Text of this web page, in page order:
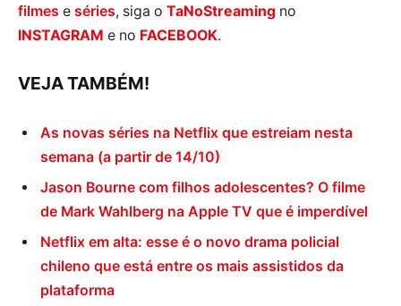
filmes e séries, siga o TaNoStreaming no
INSTAGRAM e no FACEBOOK.
VEJA TAMBÉM!
As novas séries na Netflix que estreiam nesta
semana (a partir de 14/10)
Jason Bourne com filhos adolescentes? O filme
de Mark Wahlberg na Apple TV que é imperdível
Netflix em alta: esse é o novo drama policial
chileno que está entre os mais assistidos da
plataforma